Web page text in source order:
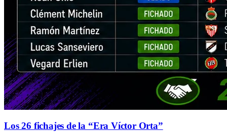
Los 26 fichajes de la “Era Víctor Orta”